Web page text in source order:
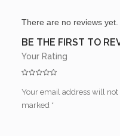
There are no reviews yet.
BE THE FIRST TO
Your email address will not
marked *
Your Rating